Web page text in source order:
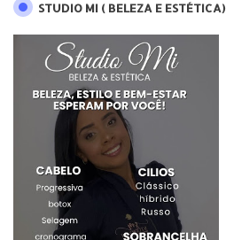
STUDIO MI ( BELEZA E ESTÉTICA)